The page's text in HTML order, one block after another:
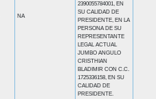
NA
2390055784001, EN
SU CALIDAD DE
PRESIDENTE, EN LA
PERSONA DE SU
REPRESENTANTE
LEGAL ACTUAL
JUMBO ANGULO
CRISTHIAN
BLADIMIR CON C.C.
1725336158, EN SU
CALIDAD DE
PRESIDENTE.